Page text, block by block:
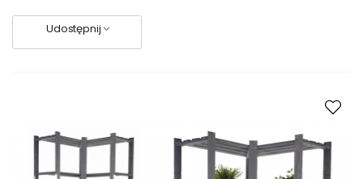
piwnicy. W tej kategorii znajdziesz:
Regał na książki
leżniami na wino czy na skrzynki
Skrzynię drewnianą w formie kufra,
Nowoczesne meble modułowe
Udostępnij